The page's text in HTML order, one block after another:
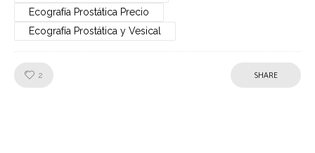
Ecografía Prostática Precio
Ecografía Prostática y Vesical
2 SHARE